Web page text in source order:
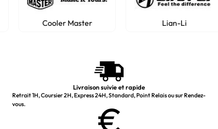
Cooler Master Lian-Li
Livraison suivie et rapide
Retrait 1H, Coursier 2H, Express 24H, Standard, Point Relais ou sur Rendez-
vous.